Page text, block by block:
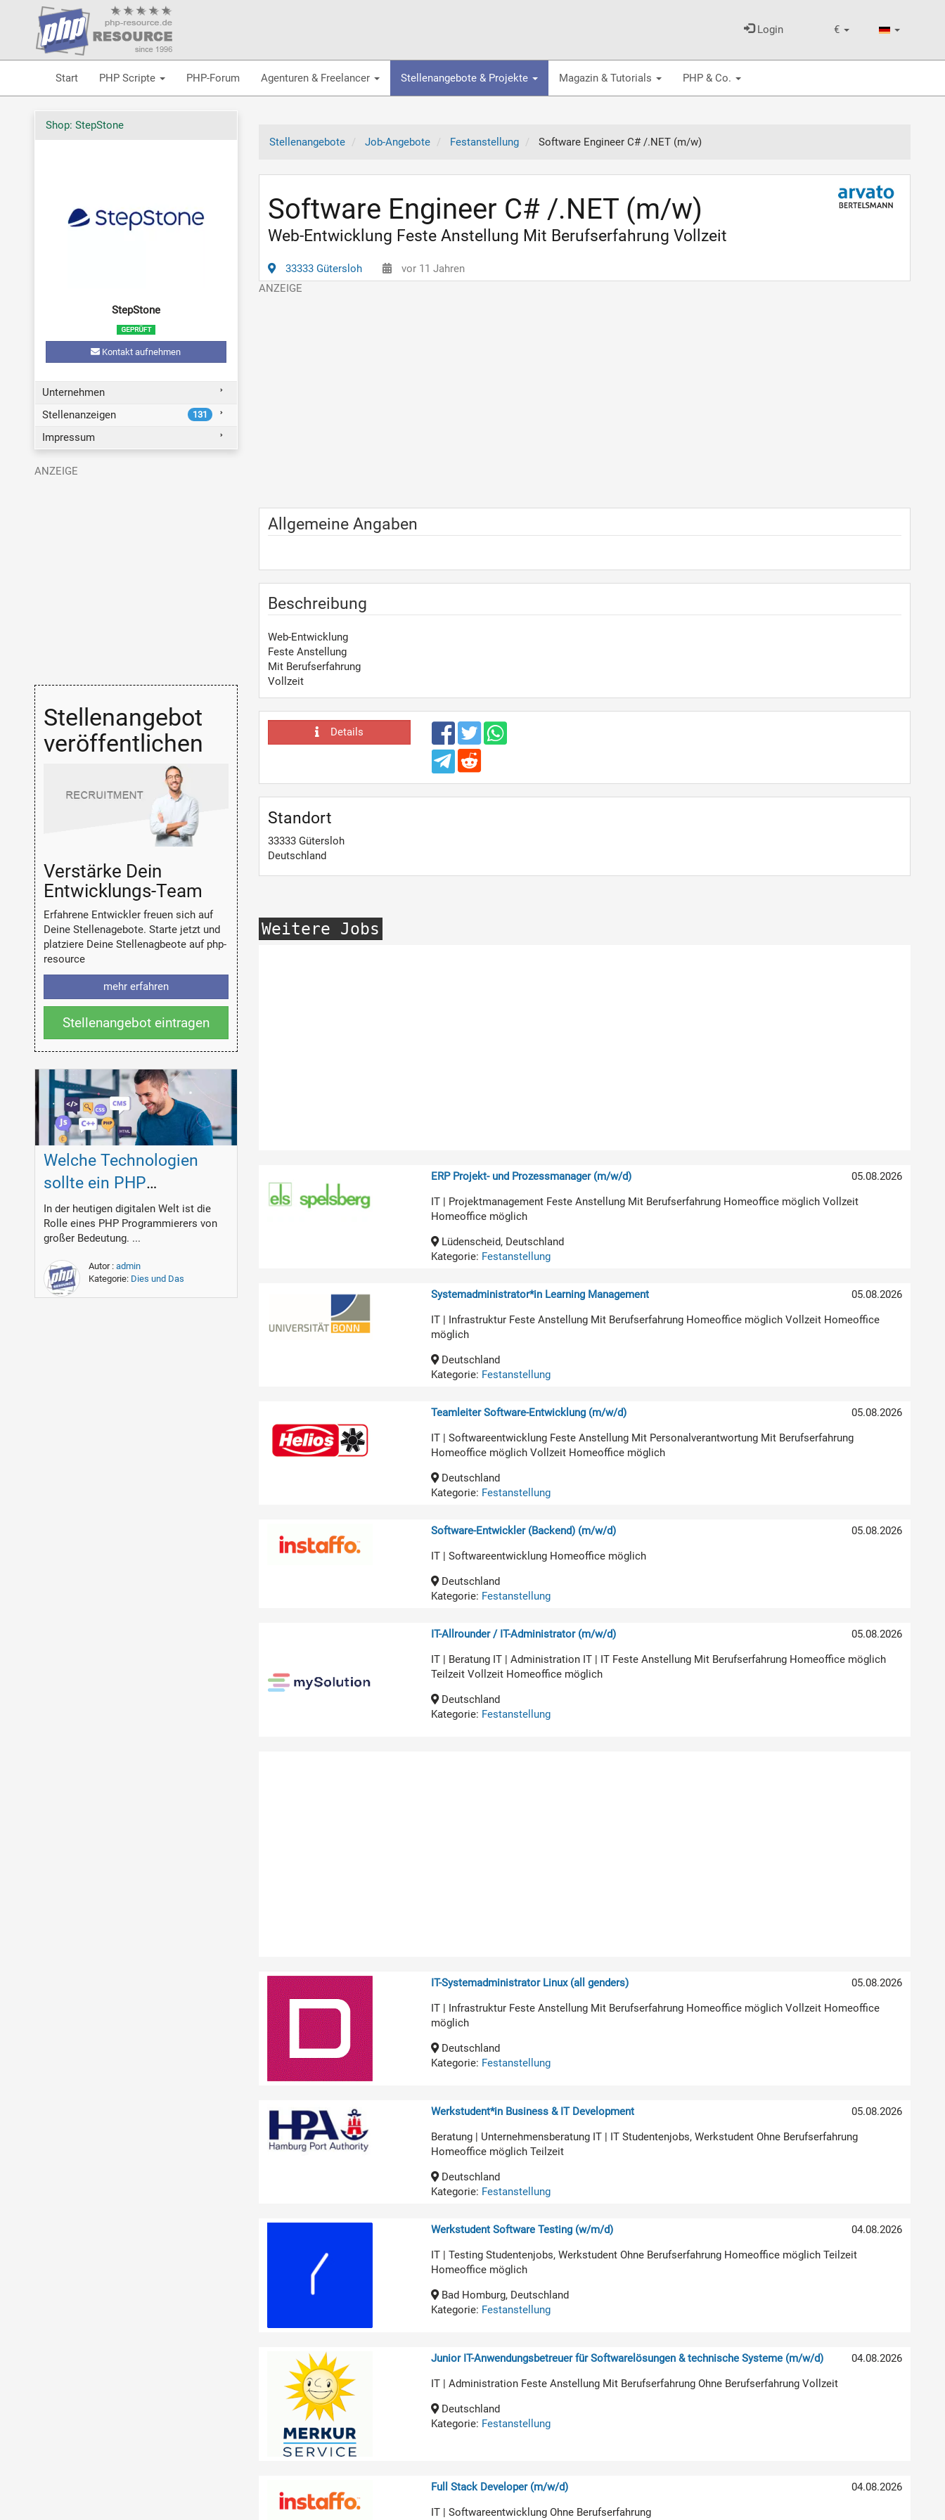
€
Login
Start PHP Scripte PHP-Forum Agenturen & Freelancer Stellenangebote & Projekte Magazin & Tutorials PHP & Co.
Stellenangebote Job-Angebote Festanstellung Software Engineer C# /.NET (m/w)
Software Engineer C# /.NET (m/w)
Web-Entwicklung Feste Anstellung Mit Berufserfahrung Vollzeit
33333 Gütersloh vor 11 Jahren
Allgemeine Angaben
Beschreibung
Web-Entwicklung
Feste Anstellung
Mit Berufserfahrung
Vollzeit
Details
Standort
33333 Gütersloh
Deutschland
Weitere Jobs
05.08.2026
ERP Projekt- und Prozessmanager (m/w/d)
IT | Projektmanagement Feste Anstellung Mit Berufserfahrung Homeoffice möglich Vollzeit
Homeoffice möglich
Lüdenscheid, Deutschland
Kategorie: Festanstellung
05.08.2026
Systemadministrator*in Learning Management
IT | Infrastruktur Feste Anstellung Mit Berufserfahrung Homeoffice möglich Vollzeit Homeoffice
möglich
Deutschland
Kategorie: Festanstellung
05.08.2026
Teamleiter Software-Entwicklung (m/w/d)
IT | Softwareentwicklung Feste Anstellung Mit Personalverantwortung Mit Berufserfahrung
Homeoffice möglich Vollzeit Homeoffice möglich
Deutschland
Kategorie: Festanstellung
05.08.2026
Software-Entwickler (Backend) (m/w/d)
IT | Softwareentwicklung Homeoffice möglich
Deutschland
Kategorie: Festanstellung
05.08.2026
IT-Allrounder / IT-Administrator (m/w/d)
IT | Beratung IT | Administration IT | IT Feste Anstellung Mit Berufserfahrung Homeoffice möglich
Teilzeit Vollzeit Homeoffice möglich
Deutschland
Kategorie: Festanstellung
05.08.2026
IT-Systemadministrator Linux (all genders)
IT | Infrastruktur Feste Anstellung Mit Berufserfahrung Homeoffice möglich Vollzeit Homeoffice
möglich
Deutschland
Kategorie: Festanstellung
05.08.2026
Werkstudent*in Business & IT Development
Beratung | Unternehmensberatung IT | IT Studentenjobs, Werkstudent Ohne Berufserfahrung
Homeoffice möglich Teilzeit
Deutschland
Kategorie: Festanstellung
04.08.2026
Werkstudent Software Testing (w/m/d)
IT | Testing Studentenjobs, Werkstudent Ohne Berufserfahrung Homeoffice möglich Teilzeit
Homeoffice möglich
Bad Homburg, Deutschland
Kategorie: Festanstellung
04.08.2026
Junior IT-Anwendungsbetreuer für Softwarelösungen & technische Systeme (m/w/d)
IT | Administration Feste Anstellung Mit Berufserfahrung Ohne Berufserfahrung Vollzeit
Deutschland
Kategorie: Festanstellung
04.08.2026
Full Stack Developer (m/w/d)
IT | Softwareentwicklung Ohne Berufserfahrung
Shop: StepStone
StepStone
Kontakt aufnehmen
Unternehmen
Stellenanzeigen
131
Impressum
Stellenangebot
veröffentlichen
Verstärke Dein
Entwicklungs-Team
Erfahrene Entwickler freuen sich auf
Deine Stellenagebote. Starte jetzt und
platziere Deine Stellenagbeote auf php-
resource
mehr erfahren
Stellenangebot eintragen
Welche Technologien
sollte ein PHP
Programmierer
beherrschen?
In der heutigen digitalen Welt ist die
Rolle eines PHP Programmierers von
großer Bedeutung. ...
Autor : admin
Kategorie: Dies und Das